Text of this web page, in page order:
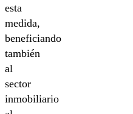
esta
medida,
beneficiando
también
al
sector
inmobiliario